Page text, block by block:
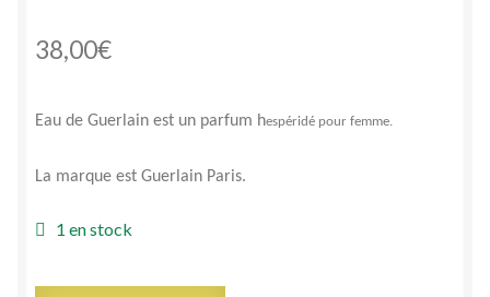
38,00€
Eau de Guerlain est un parfum hespéridé pour femme.
La marque est Guerlain Paris.
1 en stock